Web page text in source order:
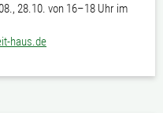
28.10. von 16–18 Uhr im
haus.de